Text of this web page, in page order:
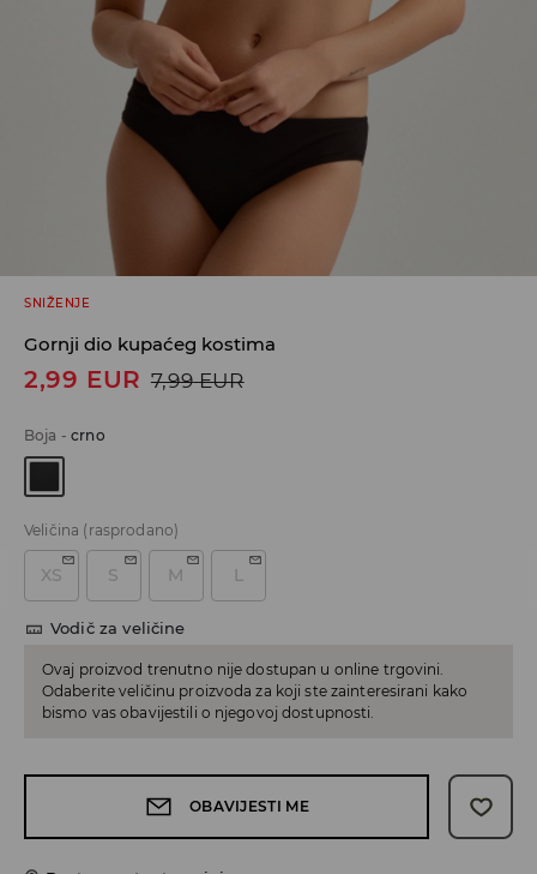
SNIŽENJE
Gornji dio kupaćeg kostima
2,99 EUR 7,99 EUR
Boja -crno
Veličina (rasprodano)
XS S M L
Vodič za veličine
Ovaj proizvod trenutno nije dostupan u online trgovini.
Odaberite veličinu proizvoda za koji ste zainteresirani kako
bismo vas obavijestili o njegovoj dostupnosti.
OBAVIJESTI ME